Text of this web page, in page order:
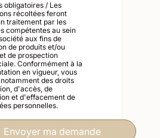
obligatoires / Les
récoltées feront
traitement par les
compétentes au sein
aux fins de
de produits et/ou
de prospection
Conformément à la
en vigueur, vous
des droits
d'accès, de
et d'effacement de
personnelles.